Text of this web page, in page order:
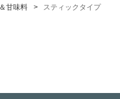
甘味料 >
スティックタイプ